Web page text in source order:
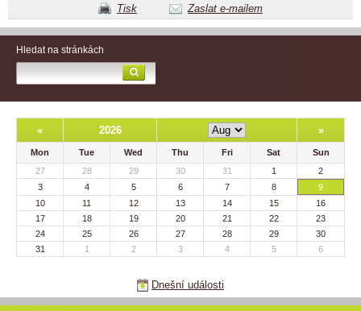
Tisk Zaslat e-mailem
Hledat na stránkách
« 2026 »
Mon Tue Wed Thu Fri Sat
Sun
27
28 29 30 31 1
2
3
4 5 6 7 8
9
10
11 12 13 14 15
16
17
18 19 20 21 22
23
24
25 26 27 28 29
30
31
1 2 3 4 5 6
Dnešní události